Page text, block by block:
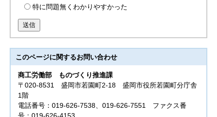
特に問題無くわかりやすかった
送信
このページに関するお問い合わせ
商工労働部
ものづくり推進課
〒020-8531 盛岡市若園町2-18 盛岡市役所若園町分庁舎
1階
電話番号：019-626-7538、019-626-7551 ファクス番